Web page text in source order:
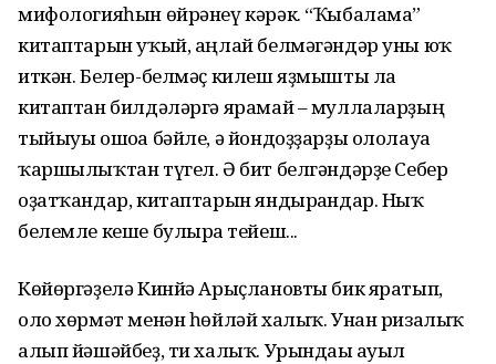
мифоло­гияһын өйрәнеү кәрәк. “Ҡыбалама”
китаптарын уҡый, аңлай белмәгәндәр уны юҡ
иткән. Белер-белмәҫ килеш яҙмышты ла
китаптан билдәләргә ярамай – муллаларҙың
тыйыуы ошоға бәйле, ә йондоҙҙарҙы оло­лауға
ҡаршылыҡтан түгел. Ә бит белгәндәрҙе Себер
оҙатҡандар, китаптарын яндырғандар. Ныҡ
белемле кеше булырға тейеш...
Көйөргәҙелә Кинйә Арыҫлановты бик яратып,
оло хөрмәт менән һөйләй халыҡ. Унан ризалыҡ
алып йәшәйбеҙ, ти халыҡ. Урындағы ауыл